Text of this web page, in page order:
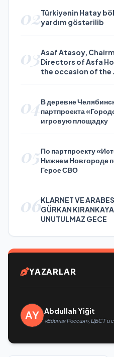
02Türkiyənin Hatay
yardım göstərilib
03Asaf Atasoy,
Directors of Asfa
the occasion of the
04В деревне
партпроекта
игровую площадку
05По партпроекту
Нижнем Новгороде
Герое СВО
06KLARNET VE
GÜRKAN
UNUTULMAZ GECE
YAZARLAR
Abdullah Yiğit
«Единая Россия», ЦБСТ и